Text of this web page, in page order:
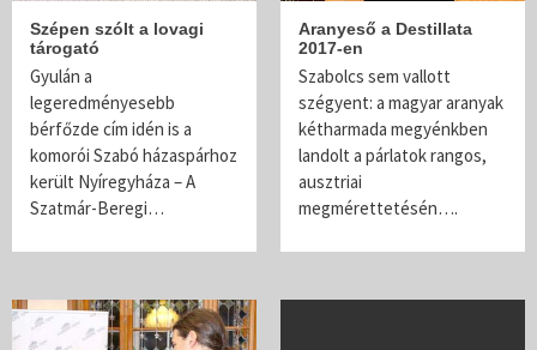
Szépen szólt a lovagi
tárogató
Gyulán a
legeredményesebb
bérfőzde cím idén is a
komorói Szabó házaspárhoz
került Nyíregyháza – A
Szatmár-Beregi…
Aranyeső a Destillata
2017-en
Szabolcs sem vallott
szégyent: a magyar aranyak
kétharmada megyénkben
landolt a párlatok rangos,
ausztriai
megmérettetésén….